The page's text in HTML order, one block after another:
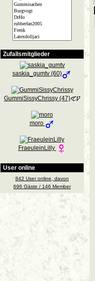
Zufallsmitglieder
saskia_gumtv (60)
GummiSissyChrissy (47)
moro
FraeuleinLilly
User online
842 User online, davon
696 Gäste / 146 Member